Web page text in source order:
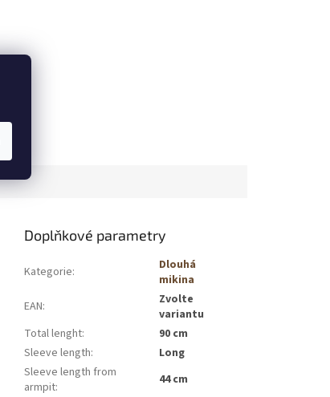
Doplňkové parametry
Kategorie:
Dlouhá
mikina
EAN:
Zvolte
variantu
Total lenght:
90 cm
Sleeve length:
Long
Sleeve length from
armpit:
44 cm